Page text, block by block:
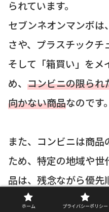
られています。
セブンネオンマンボは
さや、プラスチックチ
そして「箱買い」をメ
め、 コンビニの限られ
向かない商品なのです。
また、コンビニは商
ため、特定の地域や
品は、残念ながら優先
ます。
ホーム プライバシーポリシー